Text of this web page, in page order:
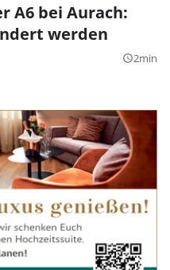
A6 bei Aurach:
werden
query_builder2min